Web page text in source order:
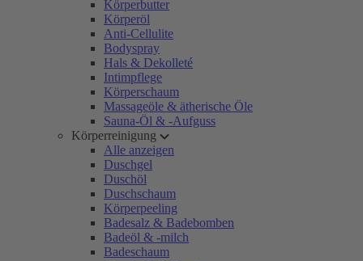
Körperbutter
Körperöl
Anti-Cellulite
Bodyspray
Hals & Dekolleté
Intimpflege
Körperschaum
Massageöle & ätherische Öle
Sauna-Öl & -Aufguss
Körperreinigung
Alle anzeigen
Duschgel
Duschöl
Duschschaum
Körperpeeling
Badesalz & Badebomben
Badeöl & -milch
Badeschaum